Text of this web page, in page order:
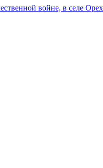
войне, в селе